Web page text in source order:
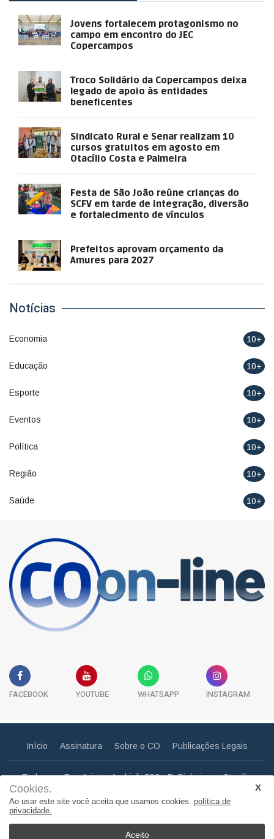
Jovens fortalecem protagonismo no
campo em encontro do JEC
Copercampos
Troco Solidário da Copercampos deixa
legado de apoio às entidades
beneficentes
Sindicato Rural e Senar realizam 10
cursos gratuitos em agosto em
Otacílio Costa e Palmeira
Festa de São João reúne crianças do
SCFV em tarde de integração, diversão
e fortalecimento de vínculos
Prefeitos aprovam orçamento da
Amures para 2027
Notícias
Economia 10+
Educação 10+
Esporte 10+
Eventos 10+
Política 10+
Região 10+
Saúde 10+
FACEBOOK YOUTUBE WHATSAPP INSTAGRAM
Início Assinatura Sobre o CO Publicações Legais
Endereço: Rua Aristeu Andrioli, 592 - B. Pinheiros - Otacílio
Email: correiootaciliense@gmail.com
© Copyright 2011. Todos os direitos reservados | Correio
Cookies.
Ao usar este site você aceita que usamos cookies. política de
privacidade.
Aceito